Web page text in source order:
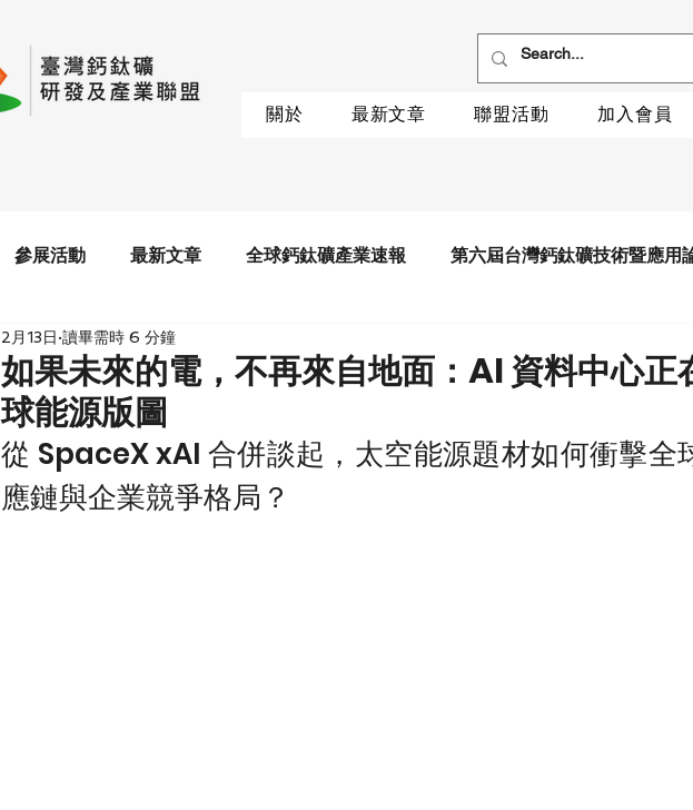
關於 最新文章 聯盟活動 加入會員
參展活動 最新文章 全球鈣鈦礦產業速報 第六屆台灣鈣鈦礦技術暨應用
如果未來的電，不再來自地面：AI 資料中心正
球能源版圖
2月13日 讀畢需時 6 分鐘
從 SpaceX xAI 合併談起，太空能源題材如何衝擊全
應鏈與企業競爭格局？